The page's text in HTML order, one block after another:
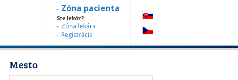
Zóna pacienta
Ste lekár?
Zóna lekára
Registrácia
Mesto